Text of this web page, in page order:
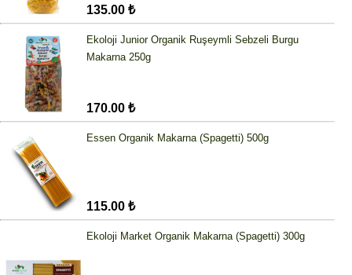
135.00 ₺
Ekoloji Junior Organik Ruşeymli Sebzeli Burgu
Makarna 250g
170.00 ₺
Essen Organik Makarna (Spagetti) 500g
115.00 ₺
Ekoloji Market Organik Makarna (Spagetti) 300g